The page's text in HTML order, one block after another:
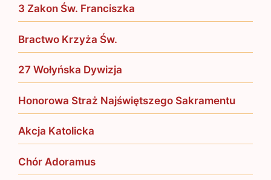
3 Zakon Św. Franciszka
Bractwo Krzyża Św.
27 Wołyńska Dywizja
Honorowa Straż Najświętszego Sakramentu
Akcja Katolicka
Chór Adoramus